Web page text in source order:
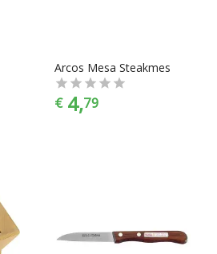
Arcos Mesa Steakmes
€ 4,79